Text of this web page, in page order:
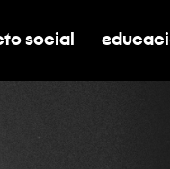
acerca de
desactivar el
social alternar